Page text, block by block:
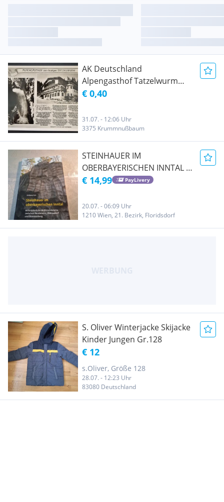
AK Deutschland
Alpengasthof Tatzelwurm
Oberaudorf Bayern mit
€ 0,40
31.07. - 12:06 Uhr
3375 Krummnußbaum
STEINHAUER IM
OBERBAYERISCHEN INNTAL -
MITTELALTERLICHE
ZWISCHEN NEUBEUERN,
OBERAUDORF UND
BRANNENBURG
€ 14,99 PayLivery
20.07. - 06:09 Uhr
1210 Wien, 21. Bezirk, Floridsdorf
S. Oliver Winterjacke Skijacke
Kinder Jungen Gr.128
€ 12
s.Oliver, Größe 128
28.07. - 12:23 Uhr
83080 Deutschland